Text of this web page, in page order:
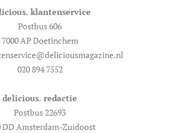
klantenservice
Postbus 606
7000 AP Doetinchem
020 894 7552
delicious. redactie
Postbus 22693
DD Amsterdam-Zuidoost